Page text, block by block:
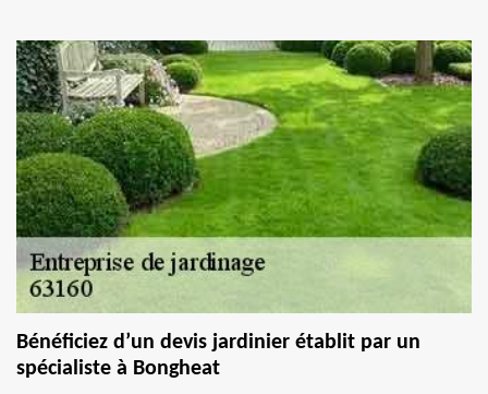
Bénéficiez d’un devis jardinier établit par un
spécialiste à Bongheat